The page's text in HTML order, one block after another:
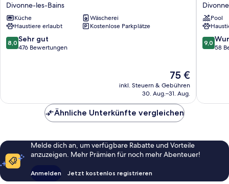
Divonne
L'Oree
du
Parc
Divonne-
Divonne-les-Bains
Küche
Wäscherei
Haustiere erlaubt
Kostenlose Parkplätze
8.0
von
8,0 Sehr gut
476 Bewertungen
Der
Preis
beträgt
75 €
inkl. Steuern & Gebühren
30. Aug.–31. Aug.
BOTH
les-
Bains
Pool
9.0
von
9,0
58
Ähnliche Unterkünfte vergleichen
Melde dich an, um verfügbare Rabatte und Vorteile
anzuzeigen. Mehr Prämien für noch mehr Abenteuer!
Anmelden Jetzt kostenlos registrieren